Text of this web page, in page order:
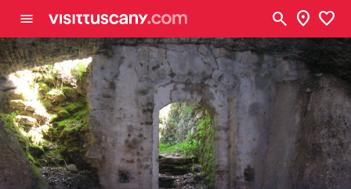
menu search location_on favorite